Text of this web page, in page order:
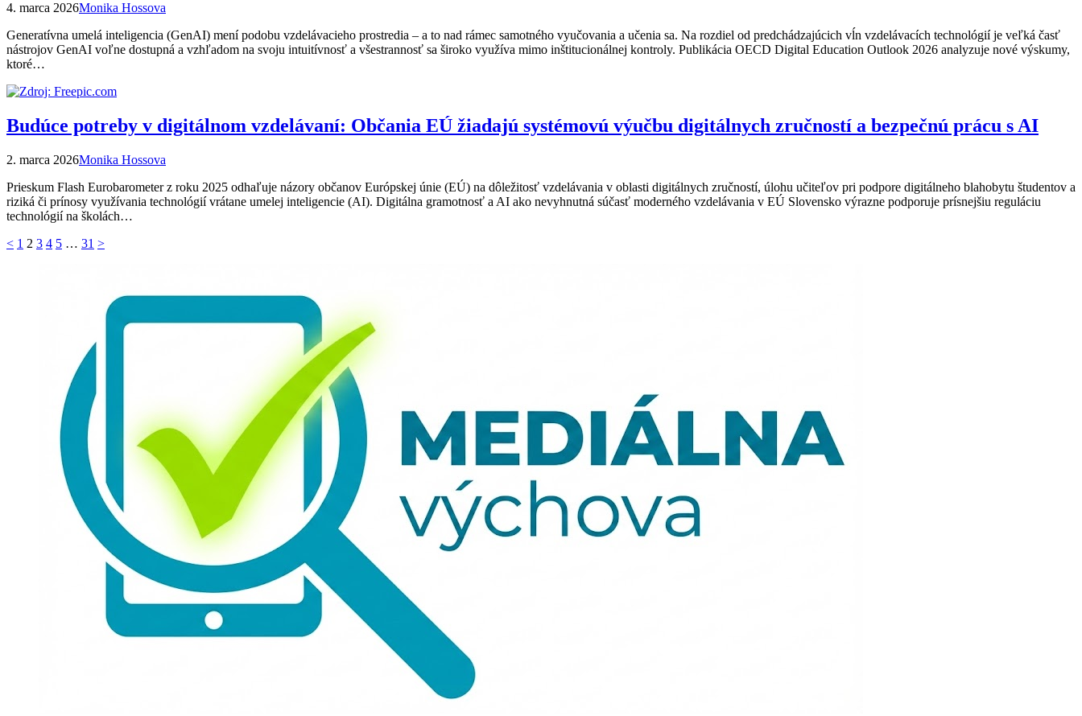
4. marca 2026Monika Hossova
Generatívna umelá inteligencia (GenAI) mení podobu vzdelávacieho prostredia – a to nad rámec samotného vyučovania a učenia sa. Na rozdiel od predchádzajúcich vĺn vzdelávacích technológií je veľká časť
nástrojov GenAI voľne dostupná a vzhľadom na svoju intuitívnosť a všestrannosť sa široko využíva mimo inštitucionálnej kontroly. Publikácia OECD Digital Education Outlook 2026 analyzuje nové výskumy,
ktoré…
Budúce potreby v digitálnom vzdelávaní: Občania EÚ žiadajú systémovú výučbu digitálnych zručností a bezpečnú prácu s AI
2. marca 2026Monika Hossova
Prieskum Flash Eurobarometer z roku 2025 odhaľuje názory občanov Európskej únie (EÚ) na dôležitosť vzdelávania v oblasti digitálnych zručností, úlohu učiteľov pri podpore digitálneho blahobytu študentov a
riziká či prínosy využívania technológií vrátane umelej inteligencie (AI). Digitálna gramotnosť a AI ako nevyhnutná súčasť moderného vzdelávania v EÚ Slovensko výrazne podporuje prísnejšiu reguláciu
technológií na školách…
Stránkovanie
< 1 2 3 4 5 … 31 >